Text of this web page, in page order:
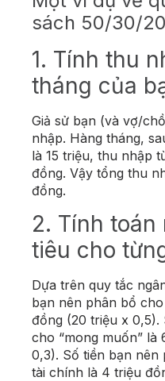
sách 50/30/20
1. Tính thu
tháng của
Giả sử bạn (và vợ/
nhập. Hàng tháng,
là 15 triệu, thu nhập
đồng. Vậy tổng thu
đồng.
2. Tính
tiêu cho
Dựa trên quy tắc
bạn nên phân bổ
đồng (20 triệu x 0,5).
cho “mong muốn” là
0,3). Số tiền bạn
tài chính là 4 triệu